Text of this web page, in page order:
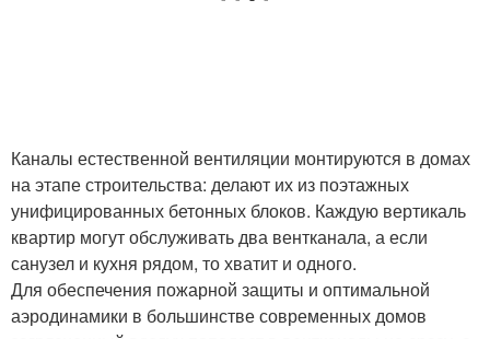
Каналы естественной вентиляции монтируются в домах
на этапе строительства: делают их из поэтажных
унифицированных бетонных блоков. Каждую вертикаль
квартир могут обслуживать два вентканала, а если
санузел и кухня рядом, то хватит и одного.
Для обеспечения пожарной защиты и оптимальной
аэродинамики в большинстве современных домов